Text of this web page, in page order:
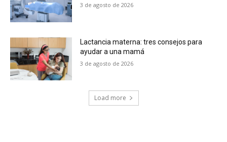
3 de agosto de 2026
Lactancia materna: tres consejos para
ayudar a una mamá
3 de agosto de 2026
Load more